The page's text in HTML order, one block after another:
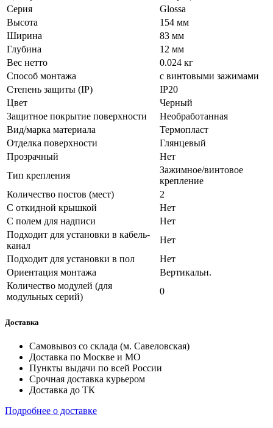
Серия
Glossa
Высота
154 мм
Ширина
83 мм
Глубина
12 мм
Вес нетто
0.024 кг
Способ монтажа
с винтовыми зажимами
Степень защиты (IP)
IP20
Цвет
Черный
Защитное покрытие поверхности
Необработанная
Вид/марка материала
Термопласт
Отделка поверхности
Глянцевый
Прозрачный
Нет
Тип крепления
Зажимное/винтовое
крепление
Количество постов (мест)
2
С откидной крышкой
Нет
С полем для надписи
Нет
Подходит для установки в кабель-
канал
Нет
Подходит для установки в пол
Нет
Ориентация монтажа
Вертикальн.
Количество модулей (для
модульных серий)
0
Доставка
Самовывоз со склада (м. Савеловская)
Доставка по Москве и МО
Пункты выдачи по всей России
Срочная доставка курьером
Доставка до ТК
Подробнее о доставке